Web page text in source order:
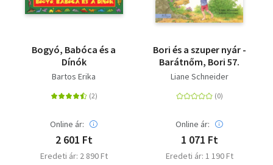
Bogyó, Babóca és a
Dínók
Bartos Erika
Online ár:
2 601 Ft
Eredeti ár: 2 890 Ft
Bori és a szuper nyár -
Barátnőm, Bori 57.
Liane Schneider
Online ár:
1 071 Ft
Eredeti ár: 1 190 Ft